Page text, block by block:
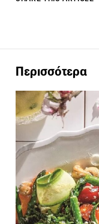
Περισσότερα